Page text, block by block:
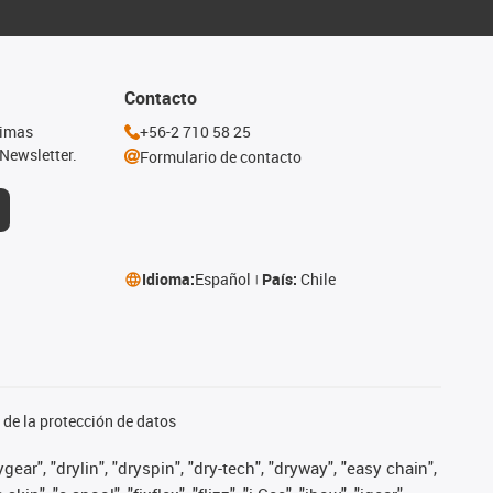
Contacto
+56-2 710 58 25
Formulario de contacto
Idioma:Español País: Chile
la protección de datos
"drylin", "dryspin", "dry-tech", "dryway", "easy chain",